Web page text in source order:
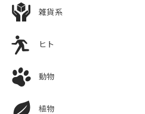
雑貨系
ヒト
動物
植物